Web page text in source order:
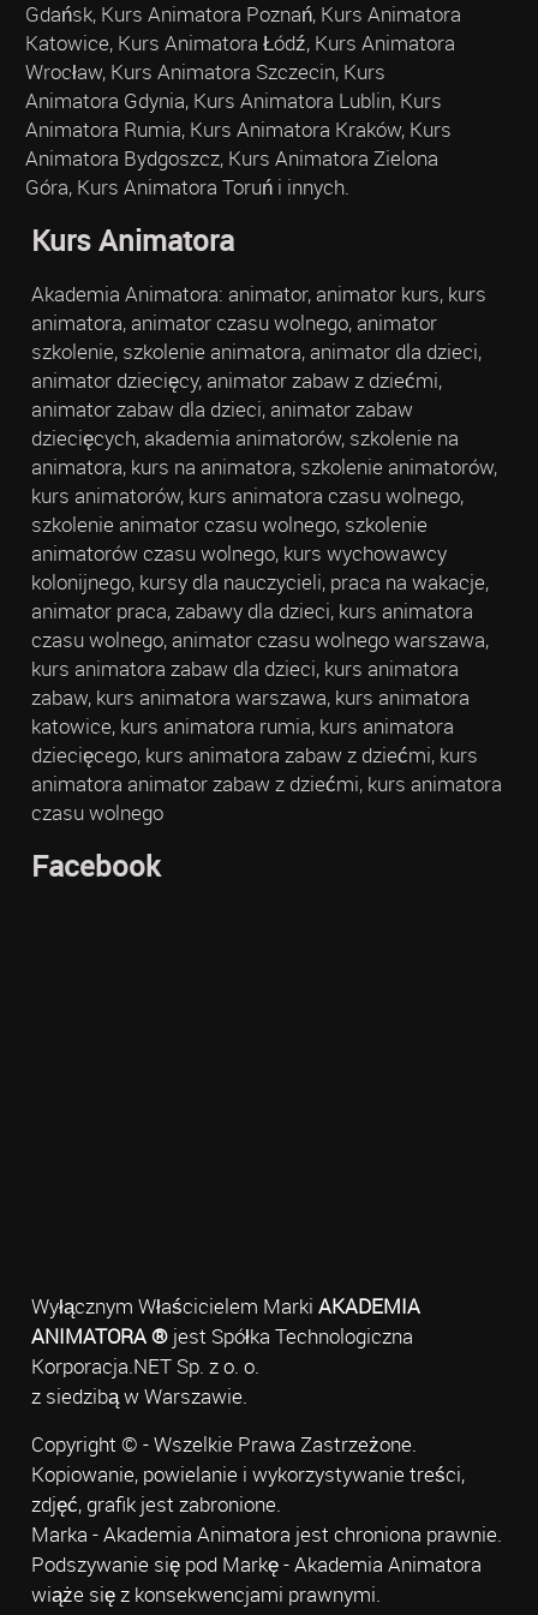
Gdańsk, Kurs Animatora Poznań, Kurs Animatora
Katowice, Kurs Animatora Łódź, Kurs Animatora
Wrocław, Kurs Animatora Szczecin, Kurs
Animatora Gdynia, Kurs Animatora Lublin, Kurs
Animatora Rumia, Kurs Animatora Kraków, Kurs
Animatora Bydgoszcz, Kurs Animatora Zielona
Góra, Kurs Animatora Toruń i innych.
Kurs Animatora
Akademia Animatora: animator, animator kurs, kurs
animatora, animator czasu wolnego, animator
szkolenie, szkolenie animatora, animator dla dzieci,
animator dziecięcy, animator zabaw z dziećmi,
animator zabaw dla dzieci, animator zabaw
dziecięcych, akademia animatorów, szkolenie na
animatora, kurs na animatora, szkolenie animatorów,
kurs animatorów, kurs animatora czasu wolnego,
szkolenie animator czasu wolnego, szkolenie
animatorów czasu wolnego, kurs wychowawcy
kolonijnego, kursy dla nauczycieli, praca na wakacje,
animator praca, zabawy dla dzieci, kurs animatora
czasu wolnego, animator czasu wolnego warszawa,
kurs animatora zabaw dla dzieci, kurs animatora
zabaw, kurs animatora warszawa, kurs animatora
katowice, kurs animatora rumia, kurs animatora
dziecięcego, kurs animatora zabaw z dziećmi, kurs
animatora animator zabaw z dziećmi, kurs animatora
czasu wolnego
Facebook
Wyłącznym Właścicielem Marki AKADEMIA
ANIMATORA ®jest Spółka Technologiczna
Korporacja.NET Sp. z o. o.
z siedzibą w Warszawie.
Copyright © - Wszelkie Prawa Zastrzeżone.
Kopiowanie, powielanie i wykorzystywanie treści,
zdjęć, grafik jest zabronione.
Marka - Akademia Animatora jest chroniona prawnie.
Podszywanie się pod Markę - Akademia Animatora
wiąże się z konsekwencjami prawnymi.